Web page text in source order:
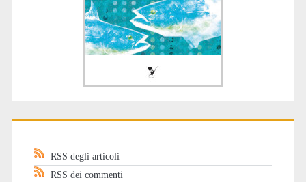
RSS degli articoli
RSS dei commenti